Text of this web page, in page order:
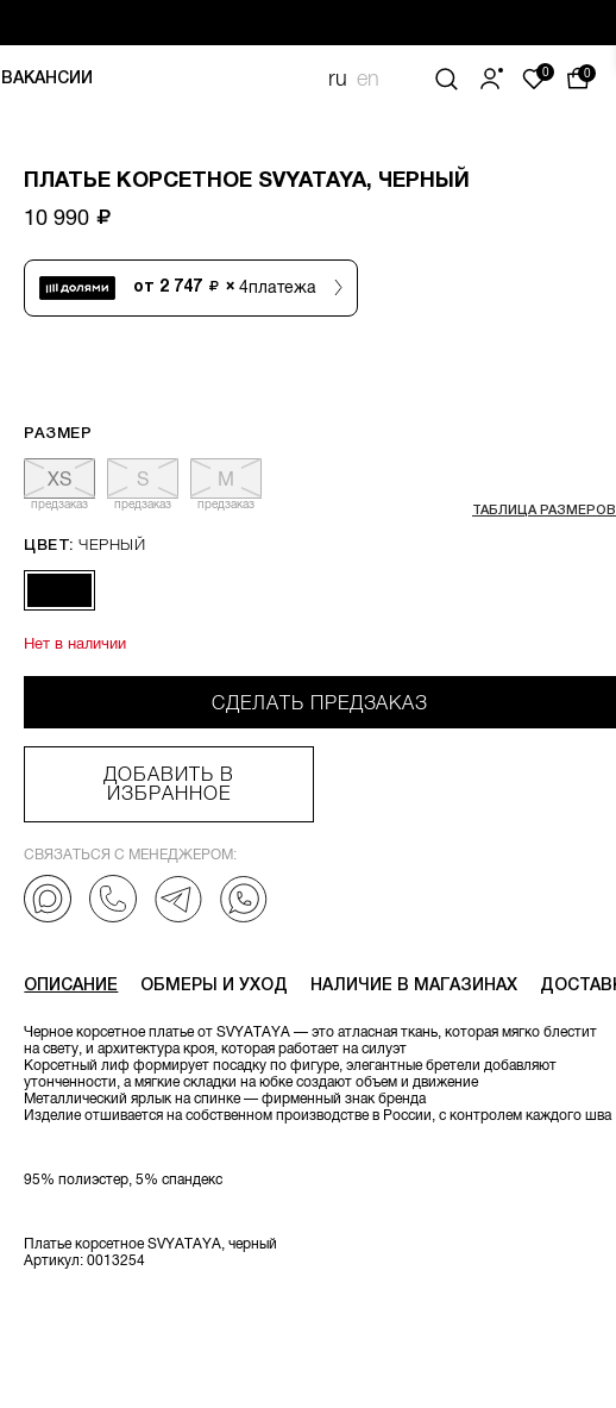
ВАКАНСИИ ru en 0 0
ПЛАТЬЕ КОРСЕТНОЕ SVYATAYA, ЧЕРНЫЙ
10 990
от 2 747 × 4платежа
РАЗМЕР
XS
предзаказ
S
предзаказ
M
предзаказ ТАБЛИЦА РАЗМЕРОВ
ЦВЕТ:ЧЕРНЫЙ
Нет в наличии
СДЕЛАТЬ ПРЕДЗАКАЗ
ДОБАВИТЬ В
ИЗБРАННОЕ
СВЯЗАТЬСЯ С МЕНЕДЖЕРОМ:
ОПИСАНИЕ ОБМЕРЫ И УХОД НАЛИЧИЕ В МАГАЗИНАХ
Черное корсетное платье от SVYATAYA — это атласная ткань, которая мягко блестит
на свету, и архитектура кроя, которая работает на силуэт
Корсетный лиф формирует посадку по фигуре, элегантные бретели добавляют
утонченности, а мягкие складки на юбке создают объем и движение
Металлический ярлык на спинке — фирменный знак бренда
Изделие отшивается на собственном производстве в России, с контролем каждого шва
95% полиэстер, 5% спандекс
Платье корсетное SVYATAYA, черный
Артикул: 0013254